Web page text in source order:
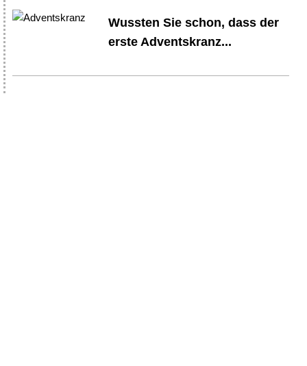
Wussten Sie schon, dass der
erste Adventskranz...